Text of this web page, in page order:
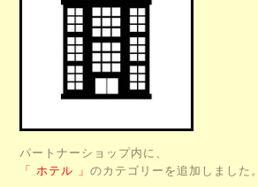
パートナーショップ内に、
「 ホテル 」 のカテゴリーを追加しました。